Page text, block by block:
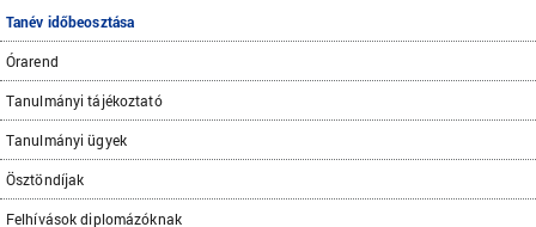
Tanév időbeosztása
Órarend
Tanulmányi tájékoztató
Tanulmányi ügyek
Ösztöndíjak
Felhívások diplomázóknak